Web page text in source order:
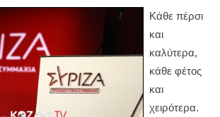
Κάθε πέρσι
και
καλύτερα,
κάθε φέτος
και
χειρότερα.